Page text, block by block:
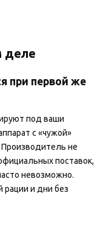
деле
при первой же
под ваши
с «чужой»
не
поставок,
невозможно.
рации и дни без